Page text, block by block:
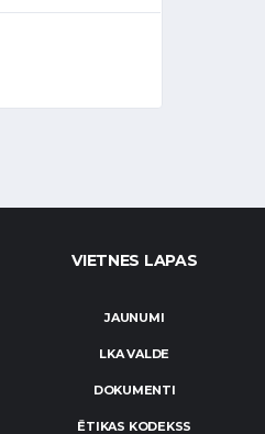
VIETNES LAPAS
JAUNUMI
LKA VALDE
DOKUMENTI
ĒTIKAS KODEKSS